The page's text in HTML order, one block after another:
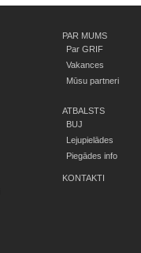
PAR MUMS
Par GRIF
Vakances
Mūsu partneri
ATBALSTS
BUJ
Lejupielādes
Piegādes info
KONTAKTI